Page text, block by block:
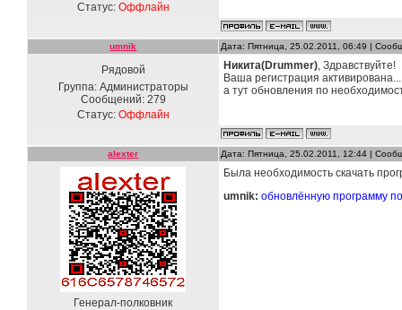
Статус: Оффлайн
umnik Дата: Пятница, 25.02.2011, 06:49 |
Рядовой
Группа: Администраторы
Сообщений: 279
Статус: Оффлайн
Никита(Drummer), Здравствуйте!
Ваша регистрация
а тут обновления по
alexter Дата: Пятница, 25.02.2011, 12:44 |
Генерал-полковник
Была необходимость скачать
umnik: обновлённую программу